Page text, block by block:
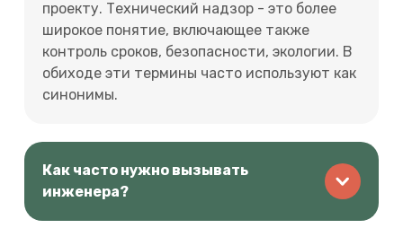
проекту. Технический надзор - это более
широкое понятие, включающее также
контроль сроков, безопасности, экологии. В
обиходе эти термины часто используют как
синонимы.
Как часто нужно вызывать
инженера?